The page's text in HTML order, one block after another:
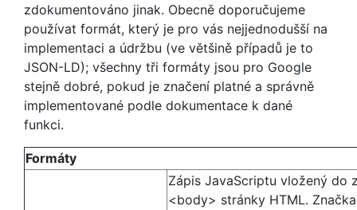
zdokumentováno jinak. Obecně doporučujeme
používat formát, který je pro vás nejjednodušší na
implementaci a údržbu (ve většině případů je to
JSON-LD); všechny tři formáty jsou pro Google
stejně dobré, pokud je značení platné a správně
implementované podle dokumentace k dané
funkci.
Formáty
Zápis JavaScriptu vložený do
<body> stránky HTML.